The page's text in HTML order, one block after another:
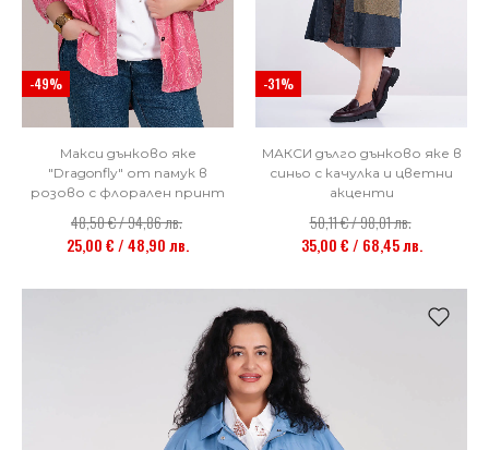
-49%
Макси дънково яке
"Dragonfly" от памук в
розово с флорален принт
48,50 € / 94,86 лв.
25,00 € / 48,90 лв.
-31%
МАКСИ дълго дънково яке в
синьо с качулка и цветни
акценти
50,11 € / 98,01 лв.
35,00 € / 68,45 лв.